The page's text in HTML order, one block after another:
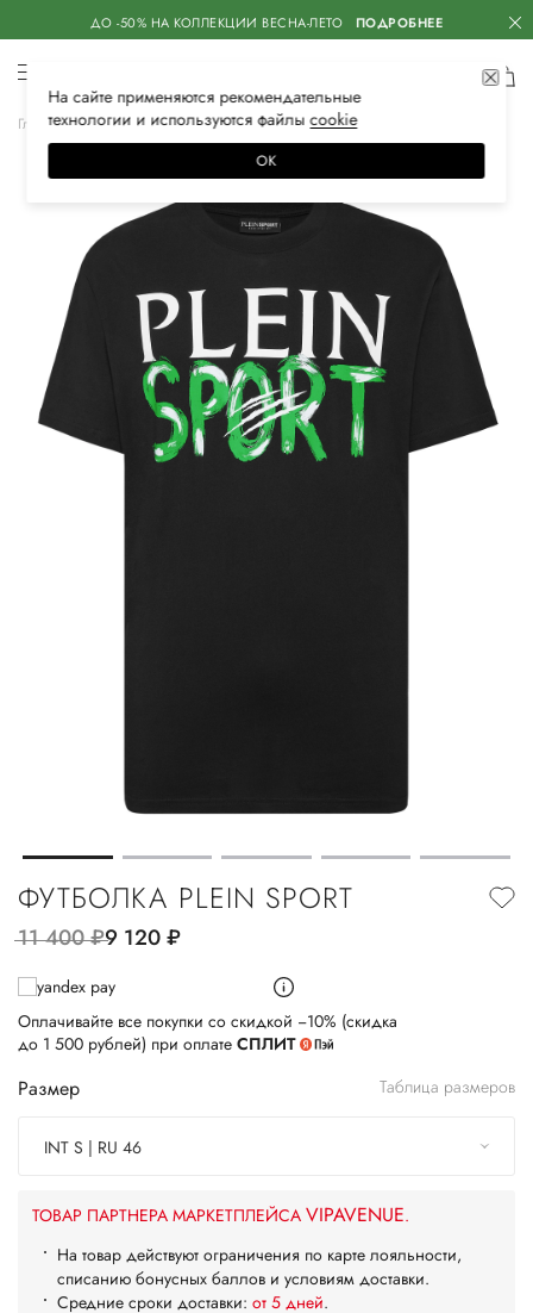
ДО -50% НА КОЛЛЕКЦИИ ВЕСНА-ЛЕТО ПОДРОБНЕЕ
Главная Мужская Одежда Футболки
ФУТБОЛКА PLEIN SPORT
11 400руб.9 120руб.
Оплачивайте все покупки со скидкой −10% (скидка
до 1 500 рублей) при оплате СПЛИТ
Размер Таблица размеров
INT S | RU 46
ТОВАР ПАРТНЕРА МАРКЕТПЛЕЙСА VIPAVENUE.
На товар действуют ограничения по карте лояльности,
списанию бонусных баллов и условиям доставки.
Средние сроки доставки: от 5 дней.
На сайте применяются рекомендательные
технологии и используются файлысооkiе
ОК